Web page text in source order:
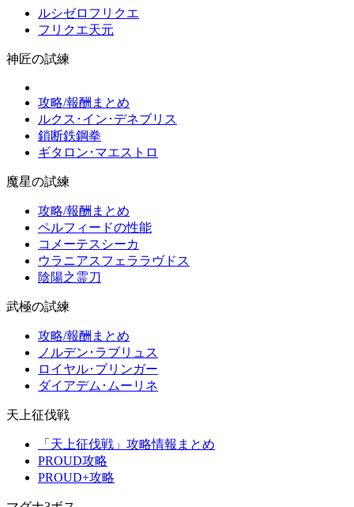
ルシゼロフリクエ
フリクエ天元
神匠の試練
攻略/報酬まとめ
ルクス･イン･デネブリス
鎖断鉄鋼拳
ギタロン･マエストロ
魔星の試練
攻略/報酬まとめ
ペルフィードの性能
コメーテスシーカ
ウラニアスフェララヴドス
陰陽之霊刀
武極の試練
攻略/報酬まとめ
ノルデン･ラブリュス
ロイヤル･ブリンガー
ダイアデム･ムーリネ
天上征伐戦
「天上征伐戦」攻略情報まとめ
PROUD攻略
PROUD+攻略